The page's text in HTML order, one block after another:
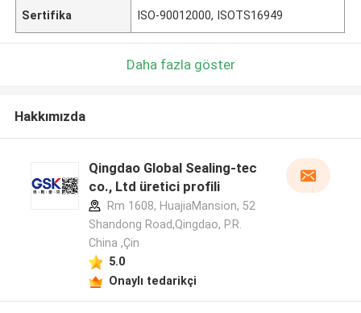
Sertifika ISO-90012000, ISOTS16949
Daha fazla göster
Hakkımızda
Qingdao Global Sealing-tec
co., Ltd üretici profili
Rm 1608, HuajiaMansion, 52
Shandong Road,Qingdao, P.R.
China ,Çin
5.0
Onaylı tedarikçi